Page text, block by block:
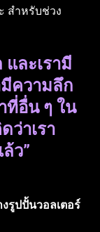
สำหรับช่วง
ละเรามี
มีความลึก
ที่อื่น ๆ ใน
ว่าเรา
ว”
รูปปั้นวอลเตอร์